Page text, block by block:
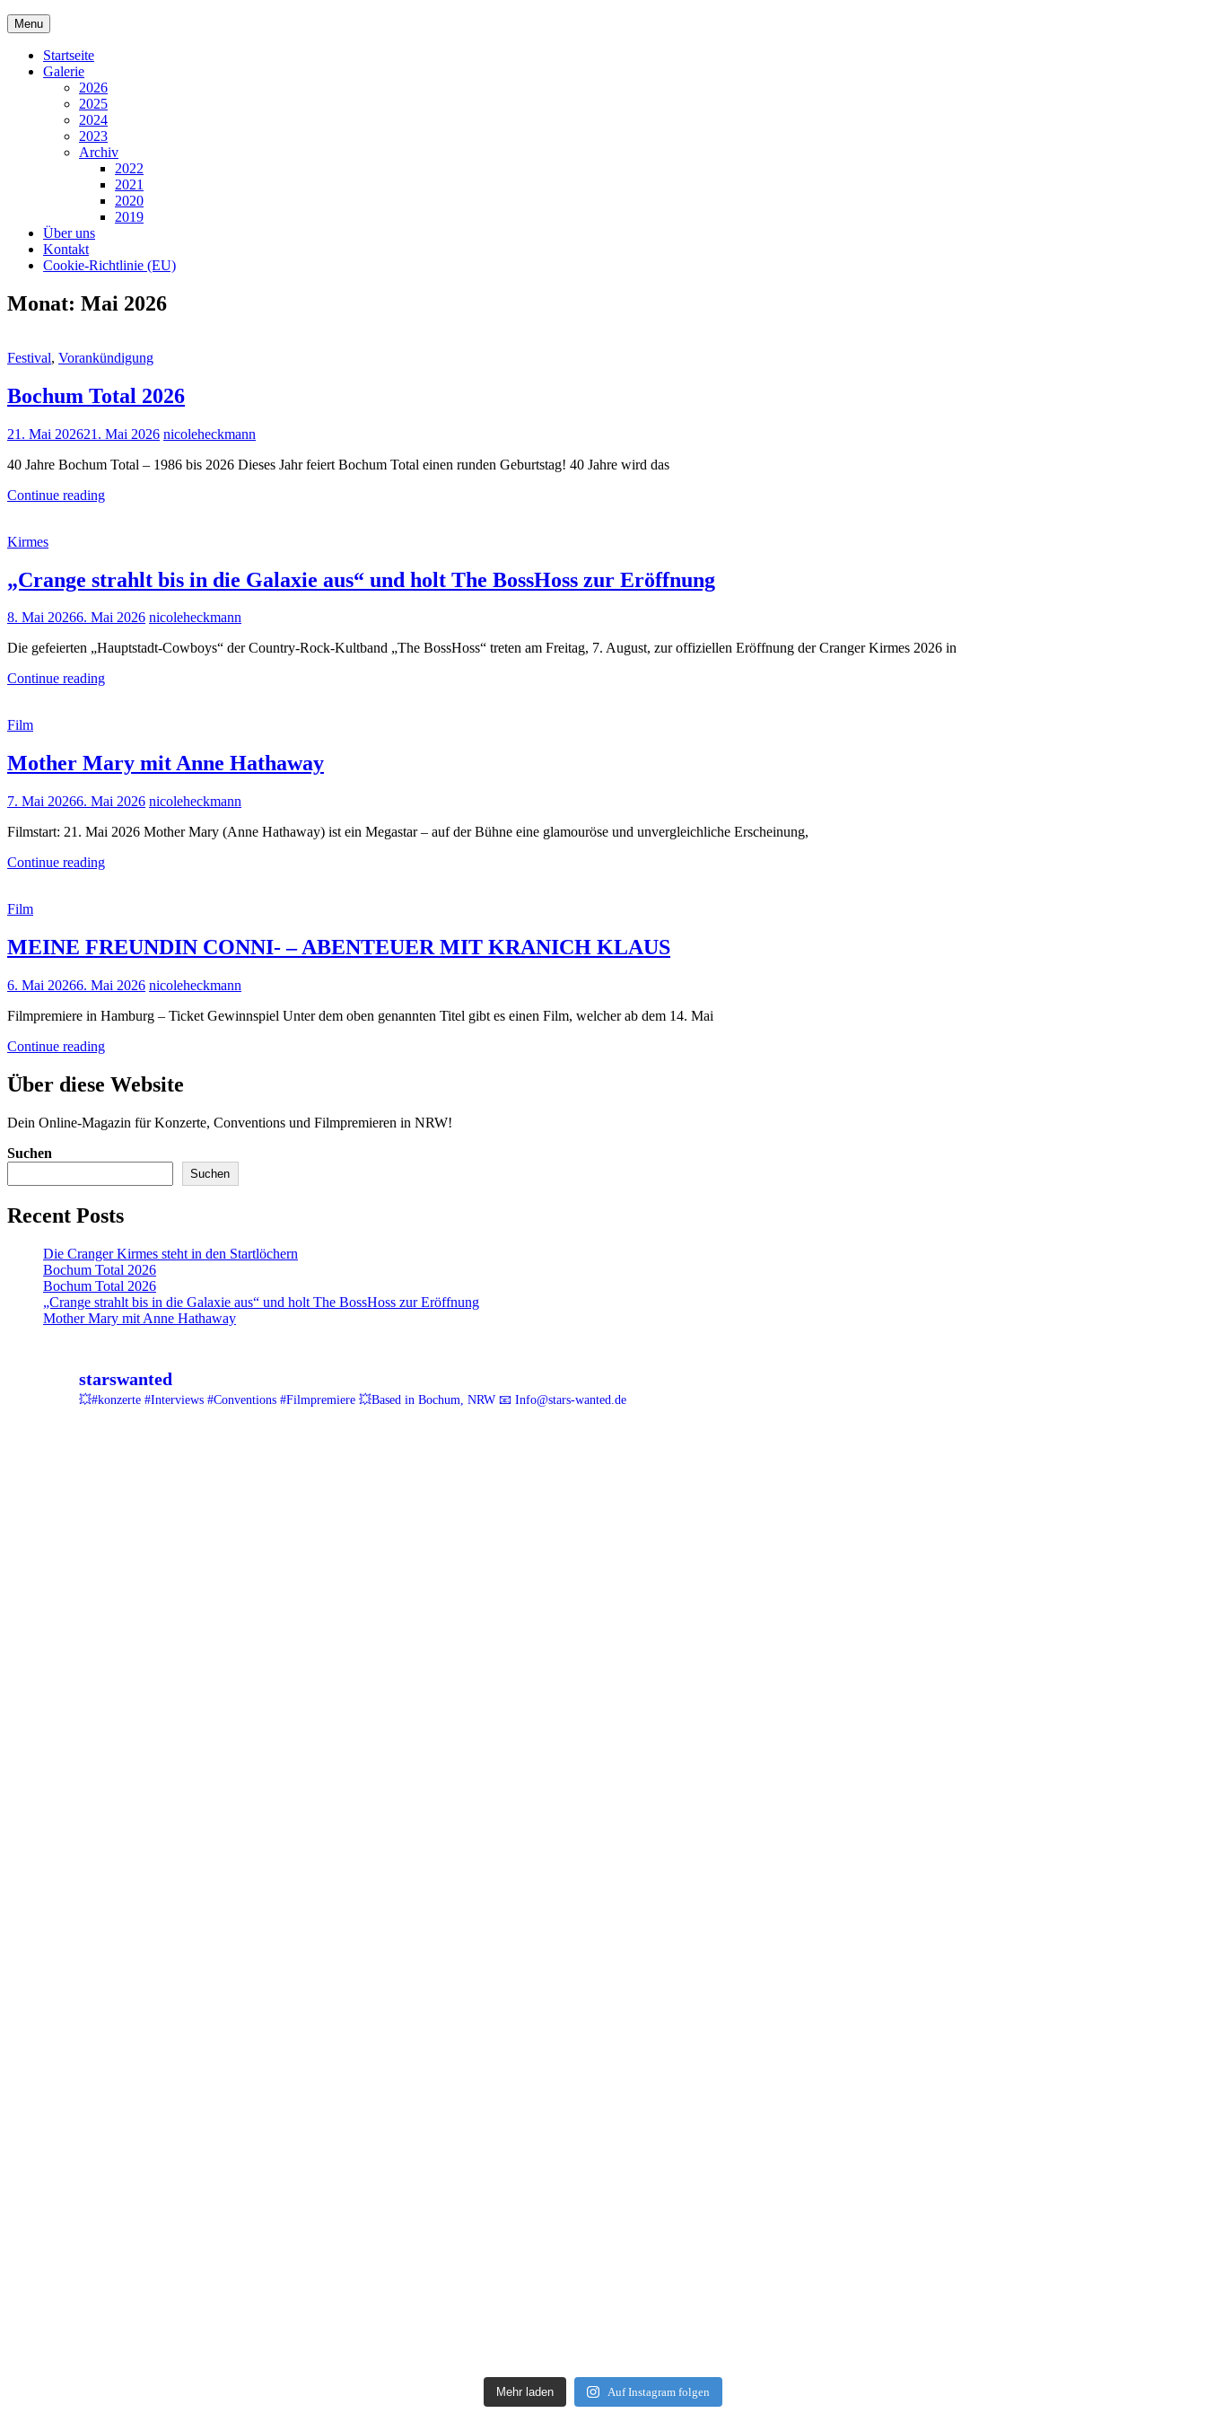
Skip
to
content
Menu
Startseite
Galerie
2026
2025
2024
2023
Archiv
2022
2021
2020
2019
Über uns
Kontakt
Cookie-Richtlinie (EU)
Monat: Mai 2026
Cat
Festival, Vorankündigung
Bochum Total 2026
Posted
21. Mai 202621. Mai 2026 nicoleheckmann
40 Jahre Bochum Total – 1986 bis 2026 Dieses Jahr feiert Bochum Total einen runden Geburtstag! 40 Jahre wird das
Continue readingBochum
Cat
Kirmes
„Crange strahlt bis in die Galaxie aus“ und holt The BossHoss zur Eröffnung
Posted
8. Mai 20266. Mai 2026 nicoleheckmann
Die gefeierten „Hauptstadt-Cowboys“ der Country-Rock-Kultband „The BossHoss“ treten am Freitag, 7. August, zur offiziellen Eröffnung der Cranger Kirmes 2026 in
Continue reading„Crange
Galaxie
aus“
holt
The
BossHoss
zur
Eröffnung
Cat
Film
Mother Mary mit Anne Hathaway
Posted
7. Mai 20266. Mai 2026 nicoleheckmann
Filmstart: 21. Mai 2026 Mother Mary (Anne Hathaway) ist ein Megastar – auf der Bühne eine glamouröse und unvergleichliche Erscheinung,
Continue readingMother
Cat
Film
MEINE FREUNDIN CONNI- – ABENTEUER MIT KRANICH KLAUS
Posted
6. Mai 20266. Mai 2026 nicoleheckmann
Filmpremiere in Hamburg – Ticket Gewinnspiel Unter dem oben genannten Titel gibt es einen Film, welcher ab dem 14. Mai
Continue readingMEINE
CONNI-
MIT
KLAUS
Über diese Website
Dein Online-Magazin für Konzerte, Conventions und Filmpremieren in NRW!
Suchen
Suchen
Recent Posts
Die Cranger Kirmes steht in den Startlöchern
Bochum Total 2026
Bochum Total 2026
„Crange strahlt bis in die Galaxie aus“ und holt The BossHoss zur Eröffnung
Mother Mary mit Anne Hathaway
starswanted
💥#konzerte #Interviews #Conventions #Filmpremiere 💥Based in Bochum, NRW 📧 Info@stars-wanted.de
Mehr laden Auf Instagram folgen